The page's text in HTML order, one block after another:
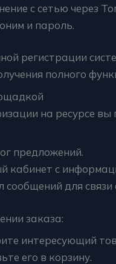
с сетью через
и пароль.
регистрации
полного
на ресурсе
предложений.
кабинет с
сообщений для
заказа:
интересующий
его в корзину.